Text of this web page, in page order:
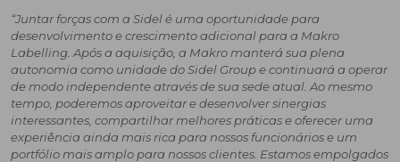
“Juntar forças com a Sidel é uma oportunidade para
desenvolvimento e crescimento adicional para a Makro
Labelling. Após a aquisição, a Makro manterá sua plena
autonomia como unidade do Sidel Group e continuará a operar
de modo independente através de sua sede atual. Ao mesmo
tempo, poderemos aproveitar e desenvolver sinergias
interessantes, compartilhar melhores práticas e oferecer uma
experiência ainda mais rica para nossos funcionários e um
portfólio mais amplo para nossos clientes. Estamos empolgados